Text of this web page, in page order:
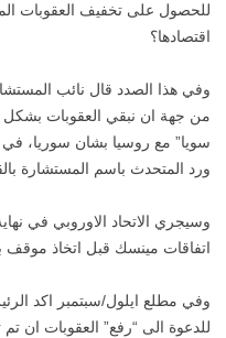
للحصول على تخفيف العقوبات
اقتصادها؟
وفي هذا الصدد قال نائب
من جهة ان نبقي العقوبات
سويا” مع روسيا بشان سوريا،
ورد المتحدث باسم المستشارة
وسيجري الاتحاد الاوروبي في
اتفاقات مينسك قبل اتخاذ
وفي مطلع ايلول/سبتمبر اكد
للدعوة الى “رفع” العقوبات ان